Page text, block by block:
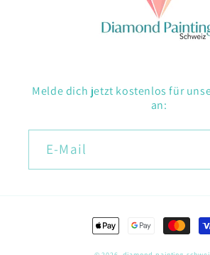
Melde dich jetzt kostenlos für
an:
E-Mail
Zahlungsmethoden